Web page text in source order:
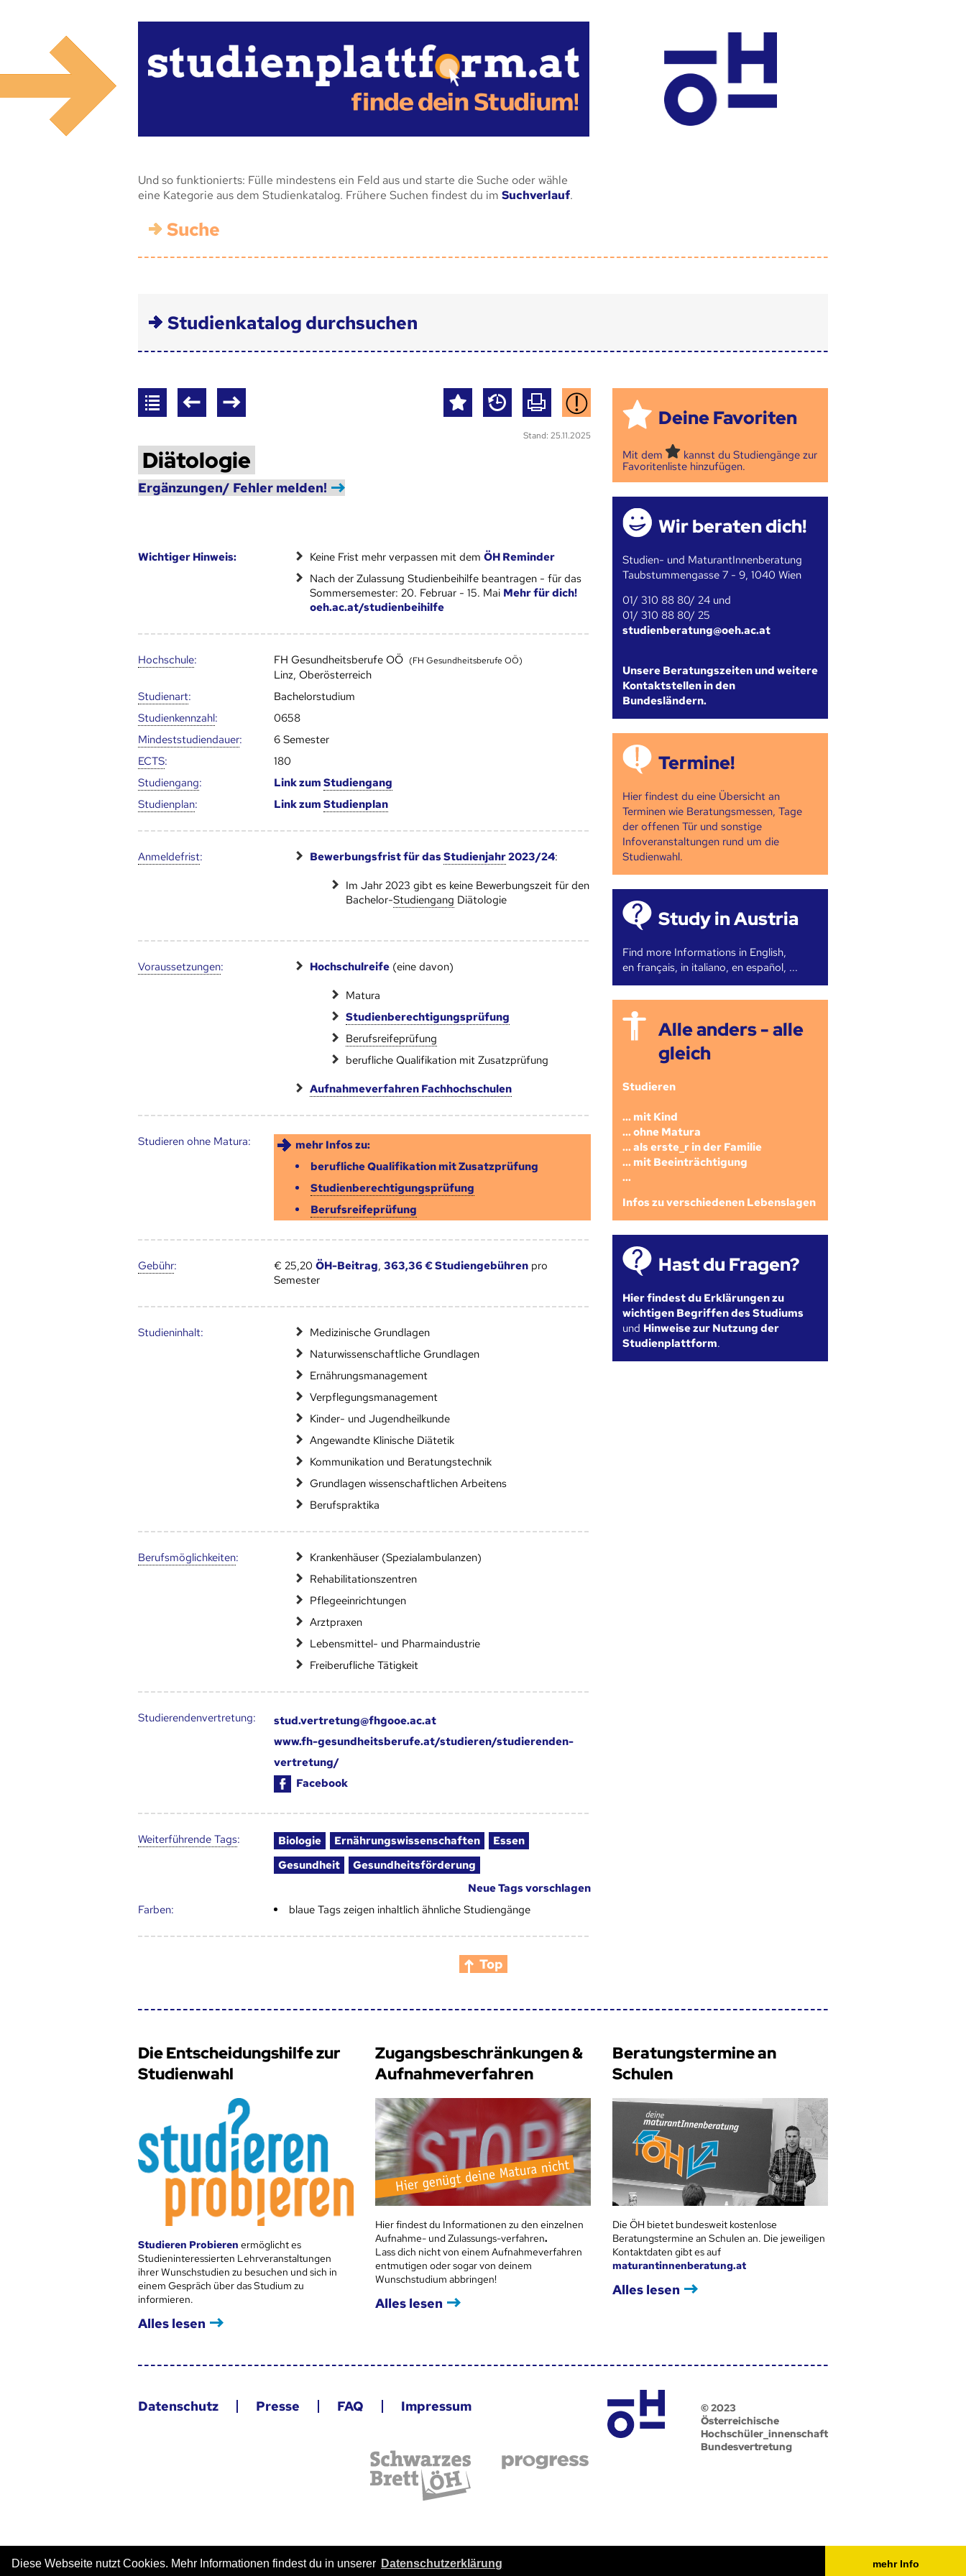
Diese Webseite nutzt Cookies. Mehr Informationen findest du in unserer Datenschutzerklärung mehr Info
Und so funktionierts: Fülle mindestens ein Feld aus und starte die Suche oder wähle
eine Kategorie aus dem Studienkatalog. Frühere Suchen findest du im Suchverlauf.
Suche
Studienkatalog durchsuchen
Stand: 25.11.2025
Diätologie
Ergänzungen/ Fehler melden!
Wich­ti­ger Hin­weis: Keine Frist mehr verpassen mit dem ÖH Reminder
Nach der Zulassung Studienbeihilfe beantragen - für das
Sommersemester: 20. Februar - 15. Mai Mehr für dich!
oeh.ac.at/studienbeihilfe
Hoch­schule: FH Gesundheitsberufe OÖ (FH Gesundheitsberufe OÖ)
Linz, Oberösterreich
Studienart:
Bachelorstudium
Studien­kenn­zahl:
0658
Mindest­studien­dauer:
6 Semester
ECTS:
180
Studien­gang: Link zum Studien­gang
Studien­plan: Link zum Studien­plan
Anmelde­frist: Bewerbungsfrist für dasStudienjahr2023/24:
Im Jahr 2023 gibt es keine Bewerbungszeit für den
Bachelor-Studien­gang Diätologie
Voraus­setzungen: Hochschulreife(eine davon)
Matura
Studienberechtigungsprüfung
Berufsreifeprüfung
berufliche Qualifikation mit Zusatzprüfung
Aufnahmeverfahren Fachhochschulen
Studieren ohne Matura:
mehr Infos zu:
berufliche Qualifikation mit Zusatzprüfung
Studienberechtigungsprüfung
Berufsreifeprüfung
Gebühr: € 25,20 ÖH-Beitrag, 363,36 € Studiengebührenpro
Semester
Studien­inhalt:
Medizinische Grundlagen
Naturwissenschaftliche Grundlagen
Ernährungsmanagement
Verpflegungsmanagement
Kinder- und Jugendheilkunde
Angewandte Klinische Diätetik
Kommunikation und Beratungstechnik
Grundlagen wissenschaftlichen Arbeitens
Berufspraktika
Berufs­möglich­keiten:
Krankenhäuser (Spezialambulanzen)
Rehabilitationszentren
Pflegeeinrichtungen
Arztpraxen
Lebensmittel- und Pharmaindustrie
Freiberufliche Tätigkeit
Studierendenvertretung:
stud.vertretung@fhgooe.ac.at
www.fh-gesundheitsberufe.at/studieren/studierenden-
vertretung/
Facebook
Weiter­führende Tags: Biologie Ernährungswissenschaften
Essen
Gesundheit
Gesundheitsförderung
Neue Tags vorschlagen
Farben:
blaue Tags zeigen inhaltlich ähnliche Studiengänge
Deine Favoriten
Mit dem
kannst du Studiengänge zur
Favoritenliste hinzufügen.
Wir beraten dich!
Studien- und MaturantInnenberatung
Taubstummengasse 7 - 9, 1040 Wien
01/ 310 88 80/ 24 und
01/ 310 88 80/ 25
studienberatung@oeh.ac.at
Unsere Beratungszeiten und weitere
Kontaktstellen in den
Bundesländern.
Termine!
Hier findest du eine Übersicht an
Terminen wie Beratungsmessen, Tage
der offenen Tür und sonstige
Infoveranstaltungen rund um die
Studienwahl.
Study in Austria
Find more Informations in English,
en français, in italiano, en español, ...
Alle anders - alle
gleich
Studieren
... mit Kind
... ohne Matura
... als erste_r in der Familie
... mit Beeinträchtigung
...
Infos zu verschiedenen Lebenslagen
Hast du Fragen?
Hier findest du Erklärungen zu
wichtigen Begriffen des Studiums
und Hinweise zur Nutzung der
Studienplattform.
Top
Die Entscheidungshilfe zur
Studienwahl
Studieren Probieren ermöglicht es
Studieninteressierten Lehrveranstaltungen
ihrer Wunschstudien zu besuchen und sich in
einem Gespräch über das Studium zu
informieren.
Alles lesen
Zugangsbeschränkungen &
Aufnahmeverfahren
Hier findest du Informationen zu den einzelnen
Aufnahme- und Zulassungs-verfahren.
Lass dich nicht von einem Aufnahmeverfahren
entmutigen oder sogar von deinem
Wunschstudium abbringen!
Alles lesen
Beratungstermine an
Schulen
Die ÖH bietet bundesweit kostenlose
Beratungstermine an Schulen an. Die jeweiligen
Kontaktdaten gibt es auf
maturantinnenberatung.at
Alles lesen
Datenschutz Presse FAQ Impressum
© 2023
Österreichische
Hochschüler_innenschaft
Bundesvertretung